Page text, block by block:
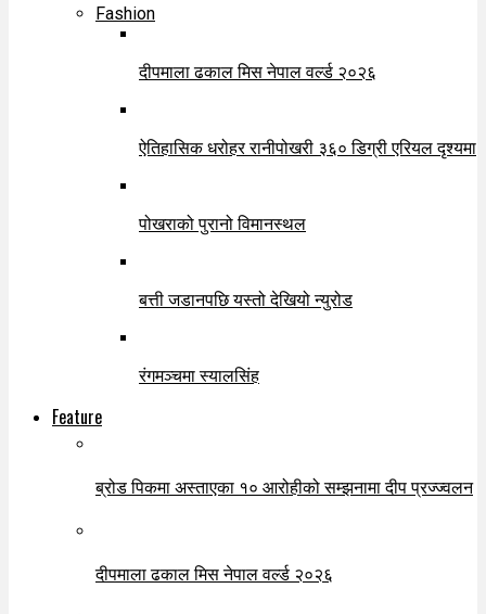
Fashion
दीपमाला ढकाल मिस नेपाल वर्ल्ड २०२६
ऐतिहासिक धरोहर रानीपोखरी ३६० डिग्री एरियल दृश्यमा
पोखराको पुरानो विमानस्थल
बत्ती जडानपछि यस्तो देखियो न्युरोड
रंगमञ्चमा स्यालसिंह
Feature
ब्रोड पिकमा अस्ताएका १० आरोहीको सम्झनामा दीप प्रज्ज्वलन
दीपमाला ढकाल मिस नेपाल वर्ल्ड २०२६